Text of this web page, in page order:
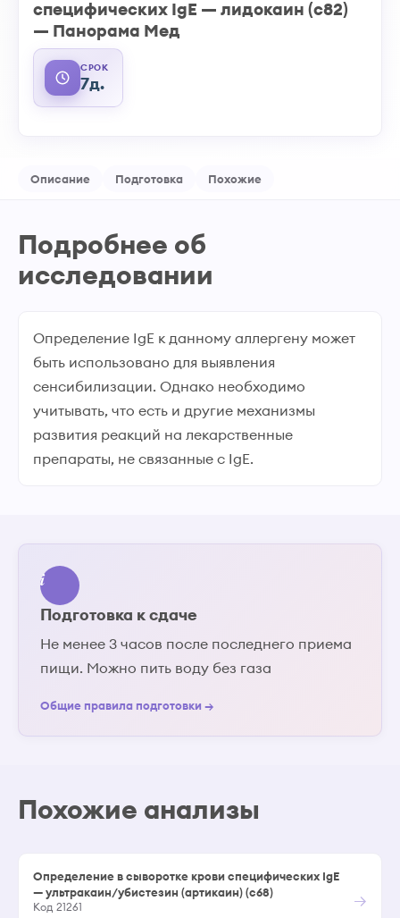
специфических IgE — лидокаин (c82)
— Панорама Мед
СРОК
7д.
Описание Подготовка Похожие
Подробнее об
исследовании
Определение IgЕ к данному аллергену может
быть использовано для выявления
сенсибилизации. Однако необходимо
учитывать, что есть и другие механизмы
развития реакций на лекарственные
препараты, не связанные с IgE.
Подготовка к сдаче
Не менее 3 часов после последнего приема
пищи. Можно пить воду без газа
Общие правила подготовки →
Похожие анализы
Определение в сыворотке крови специфических IgE
— ультракаин/убистезин (артикаин) (c68)
Код 21261 →